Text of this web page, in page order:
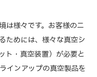
は様々です。お客様のニ
ためには、様々な真空シ
ト・真空装置）が必要と
インアップの真空製品を